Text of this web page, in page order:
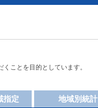
ことを目的としています。
地域別統計
指定